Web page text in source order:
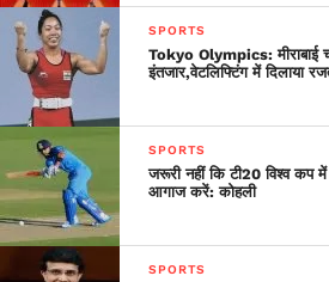
pic.twitter.com/
— Babita Phogat
(@BabitaPhogat)
2020
SPORTS
Tokyo Olympics: मीराबाई
इंतजार,वेटलिफ्टिंग में दिलाया
SPORTS
जरूरी नहीं कि टी20 विश्व कप में
आगाज करें: कोहली
SPORTS